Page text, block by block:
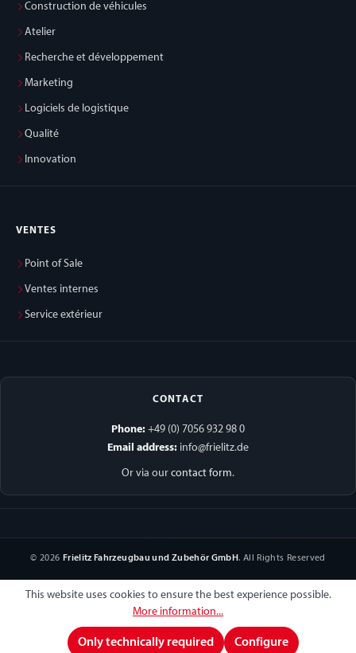
Construction de véhicules
Atelier
Recherche et développement
Marketing
Logiciels de logistique
Qualité
Innovation
VENTES
Point of Sale
Ventes internes
Service extérieur
CONTACT
Phone: +49 (0) 7056 932 98 0
Email address: info@frielitz.de
Or via our contact form.
© 2026 Frielitz Fahrzeugbau und Zubehör GmbH. All Rights Reserved
This website uses cookies to ensure the best experience possible.
More information...
Only technically required Configure